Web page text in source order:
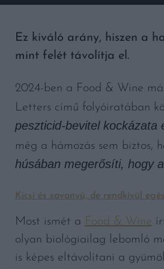
Ez kiváló arány, hiszen a
mint felét távolítja el.
2024-ben a Food & Wine
Letters című folyóiratában
peszticid-bevitel kockázata
még a hámozás sem biztos,
húsában megerősíti, hogy
Kicsi és savanyú, de rendkívül
Most ismét a Food & Wine
olyan biológiailag lebomló
is képes eltávolítani a